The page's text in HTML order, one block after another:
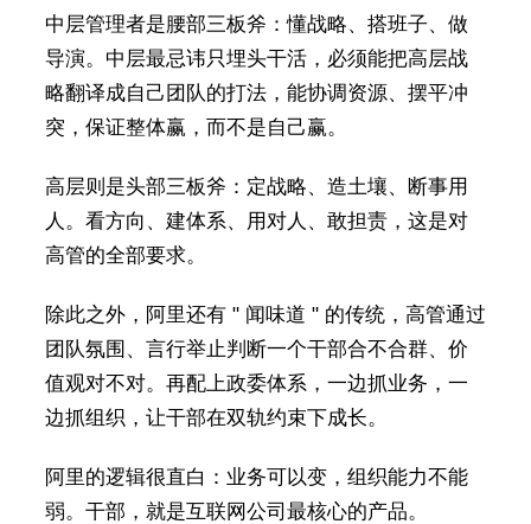
中层管理者是腰部三板斧：懂战略、搭班子、做
导演。中层最忌讳只埋头干活，必须能把高层战
略翻译成自己团队的打法，能协调资源、摆平冲
突，保证整体赢，而不是自己赢。
高层则是头部三板斧：定战略、造土壤、断事用
人。看方向、建体系、用对人、敢担责，这是对
高管的全部要求。
除此之外，阿里还有 " 闻味道 " 的传统，高管通过
团队氛围、言行举止判断一个干部合不合群、价
值观对不对。再配上政委体系，一边抓业务，一
边抓组织，让干部在双轨约束下成长。
阿里的逻辑很直白：业务可以变，组织能力不能
弱。干部，就是互联网公司最核心的产品。